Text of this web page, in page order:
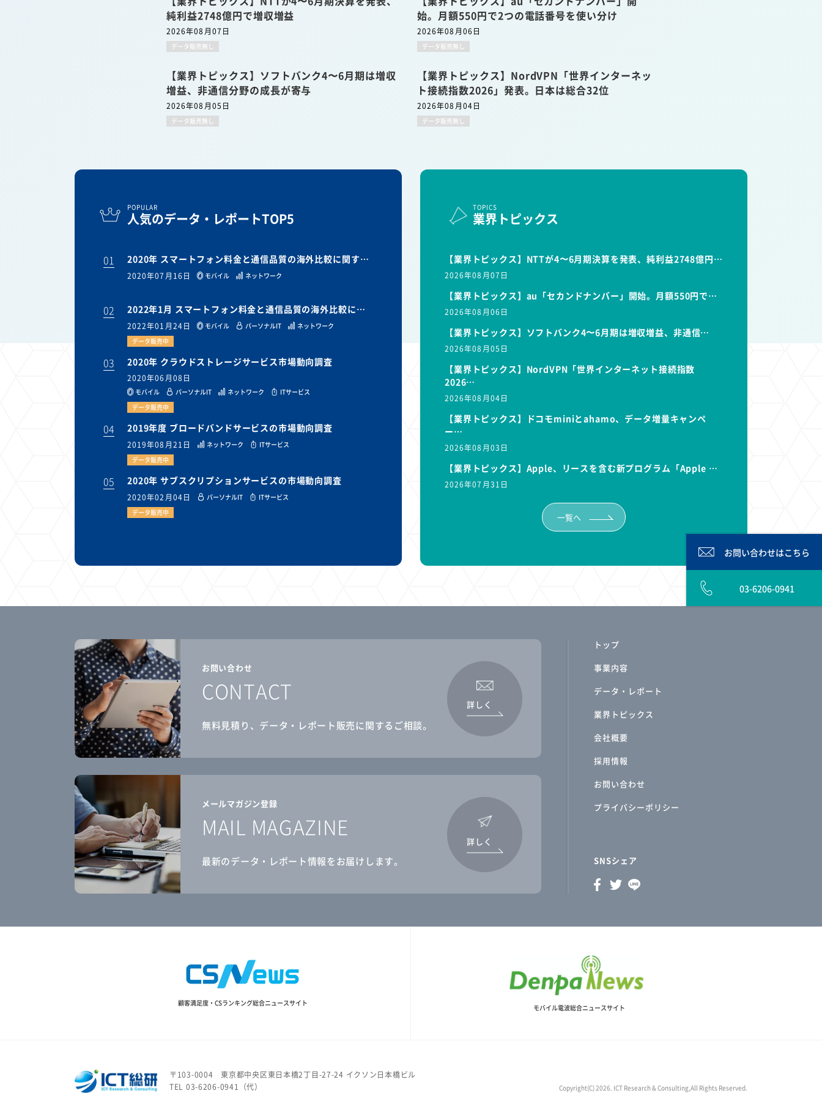
純利益2748億円で増収増益
2026年08月07日
データ販売無し
始。月額550円で2つの電話番号を使い分け
2026年08月06日
データ販売無し
【業界トピックス】ソフトバンク4〜6月期は増収
増益、非通信分野の成長が寄与
2026年08月05日
データ販売無し
【業界トピックス】NordVPN「世界インターネッ
ト接続指数2026」発表。日本は総合32位
2026年08月04日
データ販売無し
POPULAR
人気のデータ・レポートTOP5
01 2020年 スマートフォン料金と通信品質の海外比較に関す…
2020年07月16日 モバイル ネットワーク
02 2022年1月 スマートフォン料金と通信品質の海外比較に…
2022年01月24日 モバイル パーソナルIT
ネットワーク
データ販売中
03 2020年 クラウドストレージサービス市場動向調査
2020年06月08日
モバイル パーソナルIT ネットワーク
ITサービス
データ販売中
04 2019年度 ブロードバンドサービスの市場動向調査
2019年08月21日 ネットワーク
ITサービス
データ販売中
05 2020年 サブスクリプションサービスの市場動向調査
2020年02月04日 パーソナルIT
ITサービス
データ販売中
TOPICS
業界トピックス
【業界トピックス】NTTが4〜6月期決算を発表、純利益2748億円…
2026年08月07日
【業界トピックス】au「セカンドナンバー」開始。月額550円で…
2026年08月06日
【業界トピックス】ソフトバンク4〜6月期は増収増益、非通信…
2026年08月05日
【業界トピックス】NordVPN「世界インターネット接続指数
2026…
2026年08月04日
【業界トピックス】ドコモminiとahamo、データ増量キャンペ
ー…
2026年08月03日
【業界トピックス】Apple、リースを含む新プログラム「Apple …
2026年07月31日
一覧へ
お問い合わせはこちら
03-6206-0941
お問い合わせ
CONTACT
無料見積り、データ・レポート販売に関するご相談。
詳しく
メールマガジン登録
MAIL MAGAZINE
最新のデータ・レポート情報をお届けします。
詳しく
トップ
事業内容
データ・レポート
業界トピックス
会社概要
採用情報
お問い合わせ
プライバシーポリシー
SNSシェア
顧客満足度・CSランキング総合ニュースサイト
モバイル電波総合ニュースサイト
〒103-0004 東京都中央区東日本橋2丁目-27-24 イクソン日本橋ビル
TEL 03-6206-0941（代）
Copyright(C) 2026. ICT Research & Consulting,All Rights Reserved.